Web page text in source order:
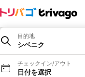
目的地
シベニク
チェックイン/アウト
日付を選択